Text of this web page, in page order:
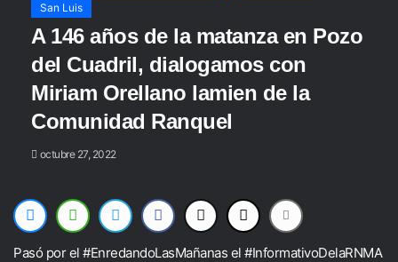
San Luis
A 146 años de la matanza en Pozo
del Cuadril, dialogamos con
Miriam Orellano lamien de la
Comunidad Ranquel
octubre 27, 2022
Pasó por el #EnredandoLasMañanas el #InformativoDelaRNMA